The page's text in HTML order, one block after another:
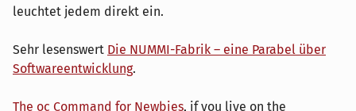
leuchtet jedem direkt ein.
Sehr lesenswert Die NUMMI-Fabrik – eine Parabel über
Softwareentwicklung.
The oc Command for Newbies, if you live on the